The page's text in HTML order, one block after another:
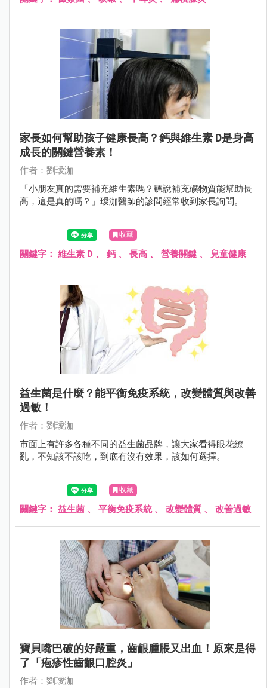
家長如何幫助孩子健康長高？鈣與維生素 D是身高
成長的關鍵營養素！
作者：劉璦泇
「小朋友真的需要補充維生素嗎？聽說補充礦物質能幫助長
高，這是真的嗎？」璦泇醫師的診間經常收到家長詢問。
收藏
關鍵字： 維生素 D 、 鈣、 長高 、 營養關鍵 、 兒童健康
益生菌是什麼？能平衡免疫系統，改變體質與改善
過敏！
作者：劉璦泇
市面上有許多各種不同的益生菌品牌，讓大家看得眼花繚
亂，不知該不該吃，到底有沒有效果，該如何選擇。
收藏
關鍵字： 益生菌 、 平衡免疫系統、 改變體質 、 改善過敏
寶貝嘴巴破的好嚴重，齒齦腫脹又出血！原來是得
了「疱疹性齒齦口腔炎」
作者：劉璦泇